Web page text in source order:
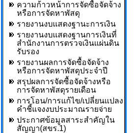
ความก้าวหน้าการจัดซื้อจัดจ้าง
หรือการจัดหาพัสดุ
รายงานงบแสดงฐานะการเงิน
รายงานงบแสดงฐานการเงินที่
สำนักงานการตรวจเงินแผ่นดิน
รับรอง
รายงานผลการจัดซื้อจัดจ้าง
หรือการจัดหาพัสดุประจำปี
สรุปผลการจัดซื้อจัดจ้างหรือ
การจัดหาพัสดุรายเดือน
การโอน/การแก้ไข/เปลี่ยนแปลง
คำชี้แจงงบประมาณรายจ่าย
ประกาศข้อมูลสาระสำคัญใน
สัญญา(สขร.1)